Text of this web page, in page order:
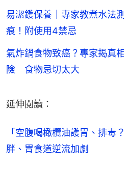
易潔鑊保養｜專家教煮水法
痕！附使用4禁忌
氣炸鍋食物致癌？專家揭真
險 食物忌切太大
延伸閱讀：
「空腹喝橄欖油護胃、排毒
胖、胃食道逆流加劇